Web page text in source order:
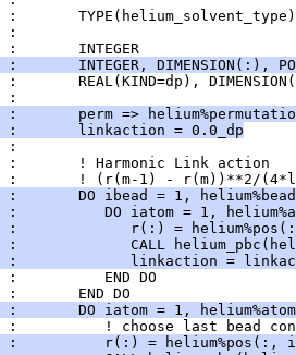
:
:
:       INTEGER
:       INTEGER, DIMENSION(:),
:       REAL(KIND=dp),
:
:       perm =>
:       linkaction = 0.0_dp
:
:       ! Harmonic Link action
:       ! (r(m-1) - r(m))**2/
:       DO ibead = 1,
:          DO iatom = 1,
:             r(:) =
:             CALL
:             linkaction =
:          END DO
:       END DO
:       DO iatom = 1,
:          ! choose last bead
:          r(:) = helium%pos(:,